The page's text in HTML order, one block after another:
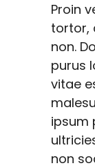
Proin
tortor,
non.
purus
vitae
ipsum
non